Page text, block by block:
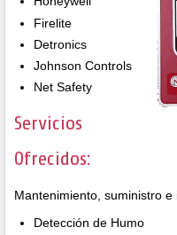
Firelite
Detronics
Johnson Controls
Net Safety
Servicios
Ofrecidos:
Mantenimiento, suministro
Detección de Humo